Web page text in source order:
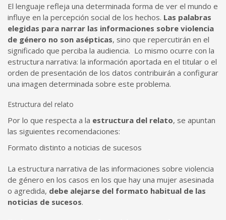
El lenguaje refleja una determinada forma de ver el mundo e
influye en la percepción social de los hechos. Las palabras
elegidas para narrar las informaciones sobre violencia
de género no son asépticas, sino que repercutirán en el
significado que perciba la audiencia. Lo mismo ocurre con la
estructura narrativa: la información aportada en el titular o el
orden de presentación de los datos contribuirán a configurar
una imagen determinada sobre este problema.
Estructura del relato
Por lo que respecta a la estructura del relato, se apuntan
las siguientes recomendaciones:
Formato distinto a noticias de sucesos
La estructura narrativa de las informaciones sobre violencia
de género en los casos en los que hay una mujer asesinada
o agredida, debe alejarse del formato habitual de las
noticias de sucesos.